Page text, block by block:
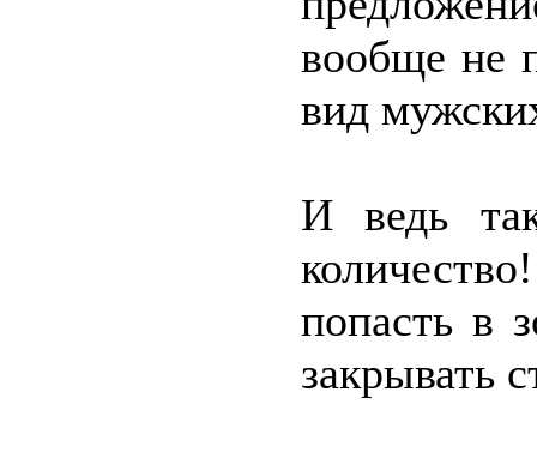
вообще не
вид
И ведь
попасть в
закрывать